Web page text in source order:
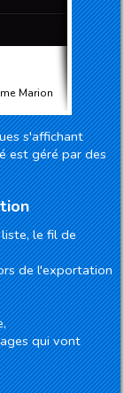
Marion
s'affichant
est géré par des
le fil de
de l'exportation
qui vont